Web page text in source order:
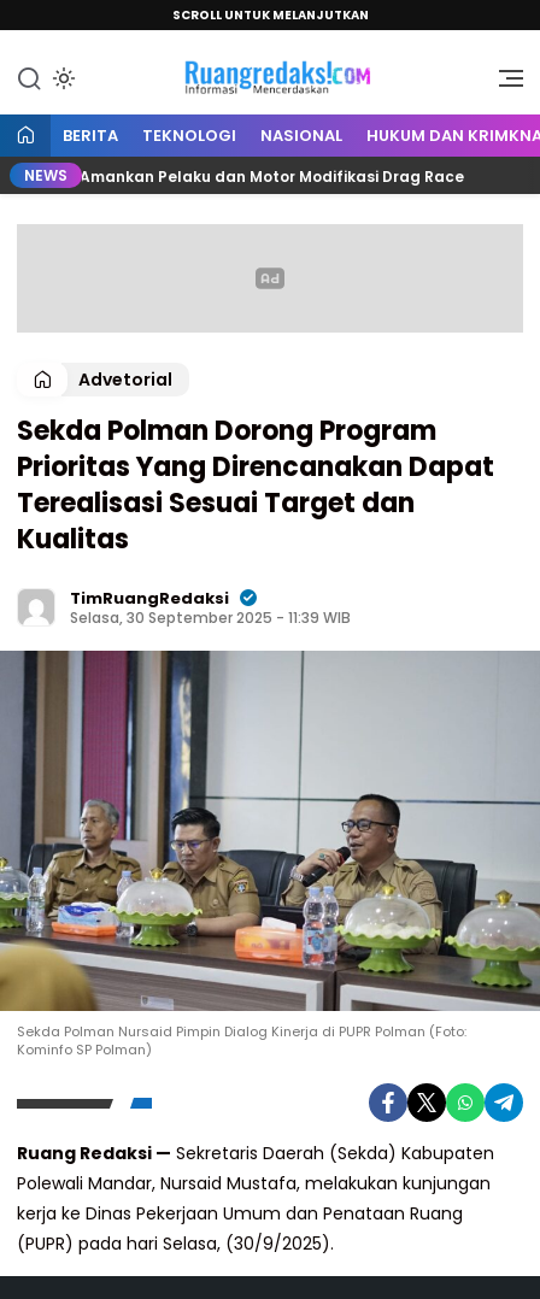
SCROLL UNTUK MELANJUTKAN
Ruang Redaksi
Informasi Mencerdaskan
BERITA TEKNOLOGI NASIONAL HUKUM DAN
NEWS
Amankan Pelaku dan Motor Modifikasi Drag Race
Advetorial
Sekda Polman Dorong Program
Prioritas Yang Direncanakan Dapat
Terealisasi Sesuai Target dan
Kualitas
TimRuangRedaksi
Selasa, 30 September 2025 - 11:39 WIB
Sekda Polman Nursaid Pimpin Dialog Kinerja di PUPR Polman (Foto:
Kominfo SP Polman)
Ruang Redaksi — Sekretaris Daerah (Sekda) Kabupaten
Polewali Mandar, Nursaid Mustafa, melakukan kunjungan
kerja ke Dinas Pekerjaan Umum dan Penataan Ruang
(PUPR) pada hari Selasa, (30/9/2025).